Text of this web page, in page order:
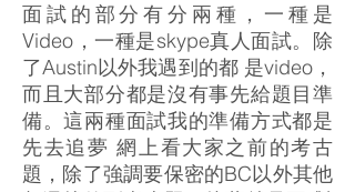
面試的部分有分兩種，一種是
Video，一種是skype真人面試。除
了Austin以外我遇到的都 是video，
而且大部分都是沒有事先給題目準
備。這兩種面試我的準備方式都是
先去追夢 網上看大家之前的考古
題，除了強調要保密的BC以外其他